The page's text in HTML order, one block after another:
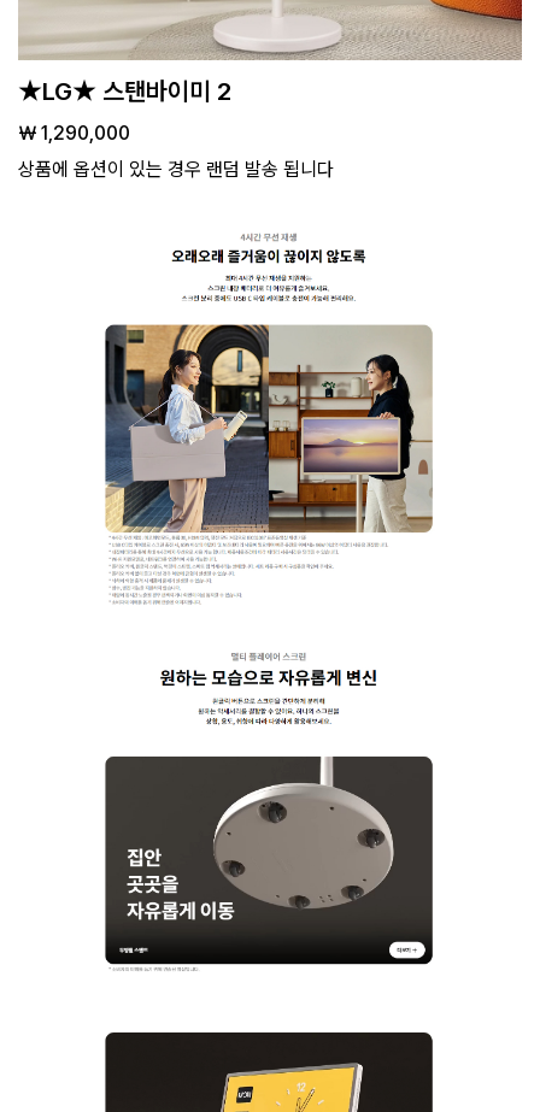
★LG★ 스탠바이미 2
￦ 1,290,000
상품에 옵션이 있는 경우 랜덤 발송 됩니다